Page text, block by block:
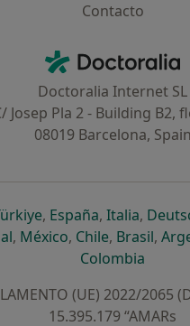
Contacto
Doctoralia -
Doctoralia Internet SL
Josep Pla 2 - Building B2,
08019 Barcelona, Spain
num novo separador
abre num novo
, Españaabre num
, Italiaabre
,
abre num novo separador
, Méxicoabre num novo
, Chileabre num
, Brasilabre
,
Colombia
(UE) 2022/2065
15.395.179 “AMARs